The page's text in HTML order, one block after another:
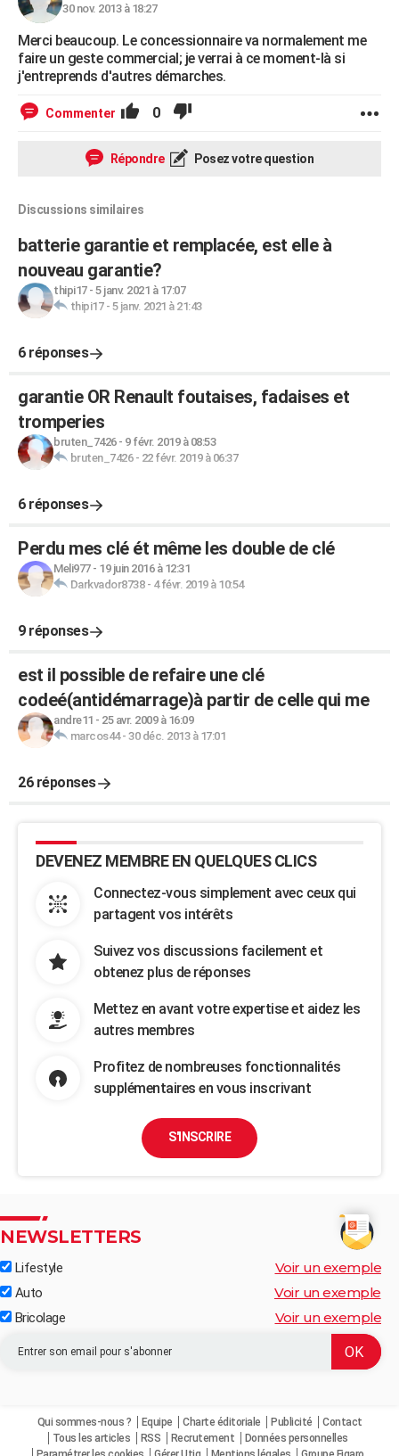
30 nov. 2013 à 18:27
Merci beaucoup. Le concessionnaire va normalement me
faire un geste commercial; je verrai à ce moment-là si
j'entreprends d'autres démarches.
Commenter 0
Répondre Posez votre question
Discussions similaires
batterie garantie et remplacée, est elle à
nouveau garantie?
thipi17- 5 janv. 2021 à 17:07
thipi17- 5 janv. 2021 à 21:43
6 réponses
garantie OR Renault foutaises, fadaises et
tromperies
bruten_7426- 9 févr. 2019 à 08:53
bruten_7426- 22 févr. 2019 à 06:37
6 réponses
Perdu mes clé ét même les double de clé
Meli977- 19 juin 2016 à 12:31
Darkvador8738- 4 févr. 2019 à 10:54
9 réponses
est il possible de refaire une clé
codeé(antidémarrage)à partir de celle qui me
andre11 - 25 avr. 2009 à 16:09
marcos44- 30 déc. 2013 à 17:01
26 réponses
DEVENEZ MEMBRE EN QUELQUES CLICS
Connectez-vous simplement avec ceux qui
partagent vos intérêts
Suivez vos discussions facilement et
obtenez plus de réponses
Mettez en avant votre expertise et aidez les
autres membres
Profitez de nombreuses fonctionnalités
supplémentaires en vous inscrivant
S'INSCRIRE
NEWSLETTERS
Lifestyle Voir un exemple
Auto Voir un exemple
Bricolage Voir un exemple
Qui sommes-nous ? Equipe Charte éditoriale Publicité
Contact
Tous les articles
RSS Recrutement
Données personnelles